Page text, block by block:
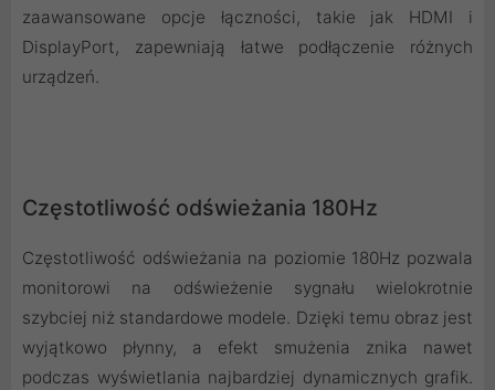
zaawansowane opcje łączności, takie jak HDMI i
DisplayPort, zapewniają łatwe podłączenie różnych
urządzeń.
Częstotliwość odświeżania 180Hz
Częstotliwość odświeżania na poziomie 180Hz pozwala
monitorowi na odświeżenie sygnału wielokrotnie
szybciej niż standardowe modele. Dzięki temu obraz jest
wyjątkowo płynny, a efekt smużenia znika nawet
podczas wyświetlania najbardziej dynamicznych grafik.